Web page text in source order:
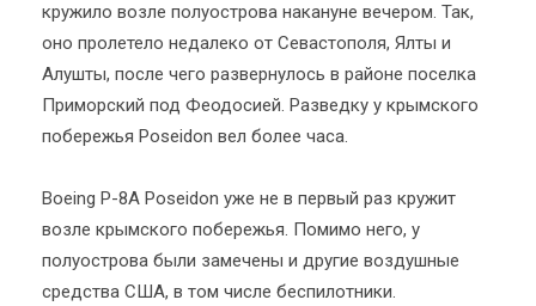
кружило возле полуострова накануне вечером. Так,
оно пролетело недалеко от Севастополя, Ялты и
Алушты, после чего развернулось в районе поселка
Приморский под Феодосией. Разведку у крымского
побережья Poseidon вел более часа.
Boeing P-8A Poseidon уже не в первый раз кружит
возле крымского побережья. Помимо него, у
полуострова были замечены и другие воздушные
средства США, в том числе беспилотники.